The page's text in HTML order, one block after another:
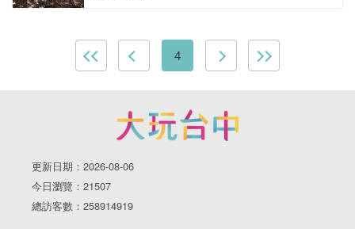
4
更新日期：2026-08-06
今日瀏覽：21507
總訪客數：258914919